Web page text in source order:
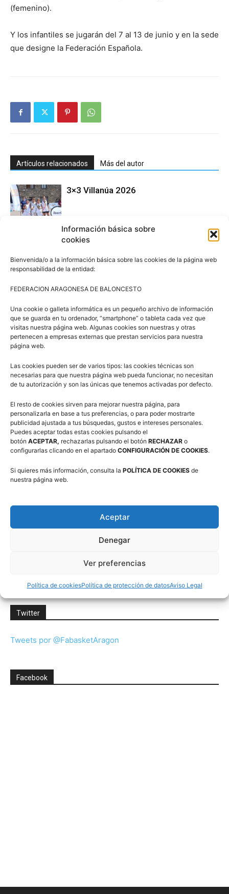
Información básica sobre
cookies
Bienvenida/o a la información básica sobre las cookies de la página web
responsabilidad de la entidad:
FEDERACION ARAGONESA DE BALONCESTO
Una cookie o galleta informática es un pequeño archivo de información
que se guarda en tu ordenador, “smartphone” o tableta cada vez que
visitas nuestra página web. Algunas cookies son nuestras y otras
pertenecen a empresas externas que prestan servicios para nuestra
página web.
Las cookies pueden ser de varios tipos: las cookies técnicas son
necesarias para que nuestra página web pueda funcionar, no necesitan
de tu autorización y son las únicas que tenemos activadas por defecto.
El resto de cookies sirven para mejorar nuestra página, para
personalizarla en base a tus preferencias, o para poder mostrarte
publicidad ajustada a tus búsquedas, gustos e intereses personales.
Puedes aceptar todas estas cookies pulsando el
botón ACEPTAR, rechazarlas pulsando el botón RECHAZAR o
configurarlas clicando en el apartado CONFIGURACIÓN DE COOKIES.
Si quieres más información, consulta la POLÍTICA DE COOKIES de
nuestra página web.
Aceptar
Denegar
Ver preferencias
Política de cookiesPolítica de protección de datosAviso Legal
(femenino).
Y los infantiles se jugarán del 7 al 13 de junio y en la sede
que designe la Federación Española.
Artículos relacionados Más del autor
3×3 Villanúa 2026
Comité de Árbitros (CAAB)
Campus Baloncesto Villanúa 2026
Síguenos en Redes Sociales
Suscríbete a nuestra Newsletter
Consiento el uso de mis datos personales para recibir
Twitter
Tweets por @FabasketAragon
Facebook